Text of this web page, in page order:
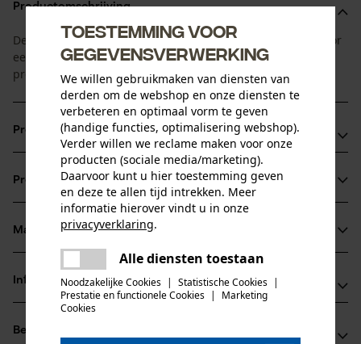
Productomschrijving
De maaidraad van OREGON met een stervormig profiel. Voor
een hoge standtijd, een perfect maaibeeld en uitstekende
prestaties.
Productvoordelen
Geïntegreerde aluminiumdeeltjes verhogen het geleidend
vermogen
Uitstekend bestand tegen breuk bij het oog.
Draden in stervorm met 5 kanten zorgen voor een snelle,
zuivere en professionele snede
Productinformatie
Activiteitstype
snijden, maaien, tuinonderhoud
Materiaal & onderhoud
Materiaal
Hoofdmateriaal
Informatie van de fabrikant
Fabrikant
Oregon Tool, Inc.
Beoordelingen
Toestemming voor
gegevensverwerking
We willen gebruikmaken van diensten van
derden om de webshop en onze diensten te
verbeteren en optimaal vorm te geven
(handige functies, optimalisering webshop).
Verder willen we reclame maken voor onze
producten (sociale media/marketing).
Daarvoor kunt u hier toestemming geven
en deze te allen tijd intrekken. Meer
informatie hierover vindt u in onze
privacyverklaring.
Alle diensten toestaan
Noodzakelijke Cookies | Statistische Cookies |
Prestatie en functionele Cookies |
Marketing
Cookies
Er is een fout opgetreden. Gelieve
het opnieuw te proberen.
delen
mail